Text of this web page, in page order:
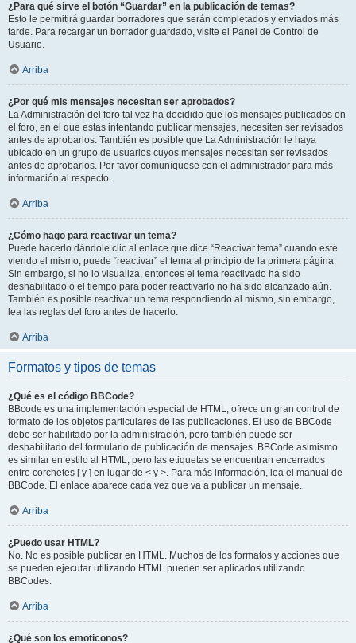
¿Para qué sirve el botón “Guardar” en la publicación de temas?
Esto le permitirá guardar borradores que serán completados y enviados más
tarde. Para recargar un borrador guardado, visite el Panel de Control de
Usuario.
Arriba
¿Por qué mis mensajes necesitan ser aprobados?
La Administración del foro tal vez ha decidido que los mensajes publicados en
el foro, en el que estas intentando publicar mensajes, necesiten ser revisados
antes de aprobarlos. También es posible que La Administración le haya
ubicado en un grupo de usuarios cuyos mensajes necesitan ser revisados
antes de aprobarlos. Por favor comuníquese con el administrador para más
información al respecto.
Arriba
¿Cómo hago para reactivar un tema?
Puede hacerlo dándole clic al enlace que dice “Reactivar tema” cuando esté
viendo el mismo, puede “reactivar” el tema al principio de la primera página.
Sin embargo, si no lo visualiza, entonces el tema reactivado ha sido
deshabilitado o el tiempo para poder reactivarlo no ha sido alcanzado aún.
También es posible reactivar un tema respondiendo al mismo, sin embargo,
lea las reglas del foro antes de hacerlo.
Arriba
Formatos y tipos de temas
¿Qué es el código BBCode?
BBcode es una implementación especial de HTML, ofrece un gran control de
formato de los objetos particulares de las publicaciones. El uso de BBCode
debe ser habilitado por la administración, pero también puede ser
deshabilitado del formulario de publicación de mensajes. BBCode asimismo
es similar en estilo al HTML, pero las etiquetas se encuentran encerrados
entre corchetes [ y ] en lugar de < y >. Para más información, lea el manual de
BBCode. El enlace aparece cada vez que va a publicar un mensaje.
Arriba
¿Puedo usar HTML?
No. No es posible publicar en HTML. Muchos de los formatos y acciones que
se pueden ejecutar utilizando HTML pueden ser aplicados utilizando
BBCodes.
Arriba
¿Qué son los emoticonos?